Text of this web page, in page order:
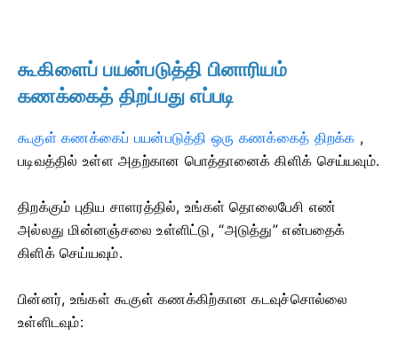
கூகிளைப் பயன்படுத்தி பினாரியம்
கணக்கைத் திறப்பது எப்படி
கூகுள் கணக்கைப் பயன்படுத்தி ஒரு கணக்கைத் திறக்க ,
படிவத்தில் உள்ள அதற்கான பொத்தானைக் கிளிக் செய்யவும்.
திறக்கும் புதிய சாளரத்தில், உங்கள் தொலைபேசி எண்
அல்லது மின்னஞ்சலை உள்ளிட்டு, “அடுத்து” என்பதைக்
கிளிக் செய்யவும்.
பின்னர், உங்கள் கூகுள் கணக்கிற்கான கடவுச்சொல்லை
உள்ளிடவும்: